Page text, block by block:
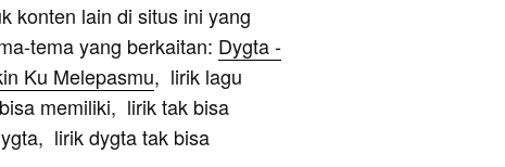
konten lain di situs ini yang
tema yang berkaitan: Dygta -
Ku Melepasmu, lirik lagu
memiliki, lirik tak bisa
lirik dygta tak bisa